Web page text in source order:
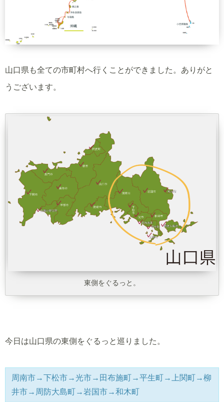
山口県も全ての市町村へ行くことができました。ありがと
うございます。
東側をぐるっと。
今日は山口県の東側をぐるっと巡りました。
周南市→下松市→光市→田布施町→平生町→上関町→柳
井市→周防大島町→岩国市→和木町